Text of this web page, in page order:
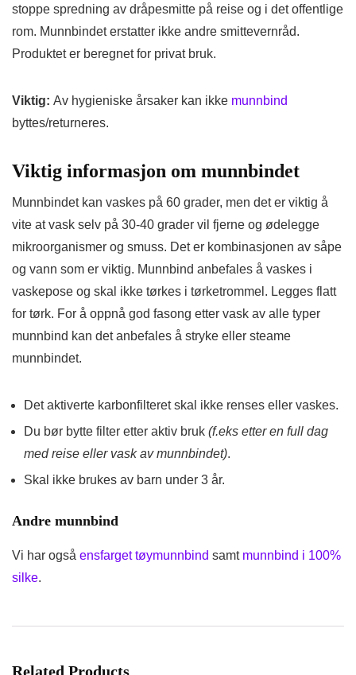
stoppe spredning av dråpesmitte på reise og i det offentlige
rom. Munnbindet erstatter ikke andre smittevernråd.
Produktet er beregnet for privat bruk.
Viktig: Av hygieniske årsaker kan ikke munnbind
byttes/returneres.
Viktig informasjon om munnbindet
Munnbindet kan vaskes på 60 grader, men det er viktig å
vite at vask selv på 30-40 grader vil fjerne og ødelegge
mikroorganismer og smuss. Det er kombinasjonen av såpe
og vann som er viktig. Munnbind anbefales å vaskes i
vaskepose og skal ikke tørkes i tørketrommel. Legges flatt
for tørk. For å oppnå god fasong etter vask av alle typer
munnbind kan det anbefales å stryke eller steame
munnbindet.
Det aktiverte karbonfilteret skal ikke renses eller vaskes.
Du bør bytte filter etter aktiv bruk (f.eks etter en full dag
med reise eller vask av munnbindet).
Skal ikke brukes av barn under 3 år.
Andre munnbind
Vi har også ensfarget tøymunnbind samt munnbind i 100%
silke.
Related Products